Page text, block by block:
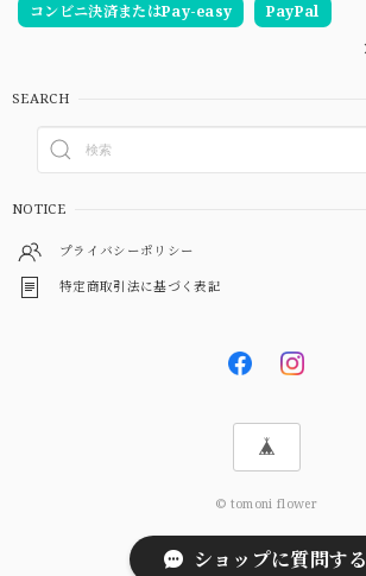
コンビニ決済またはPay-easy PayPal
SEARCH
NOTICE
プライバシーポリシー
特定商取引法に基づく表記
© tomoni flower
ショップに質問する